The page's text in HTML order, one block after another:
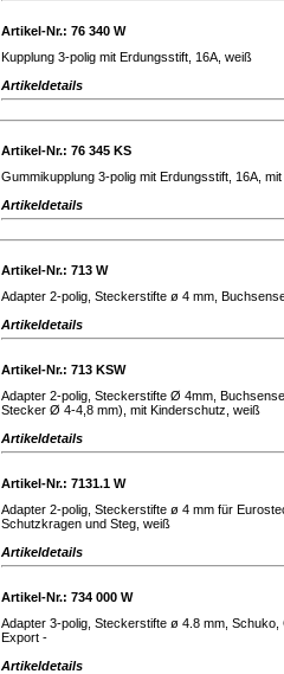
Artikel-Nr.: 76 340 W
Kupplung 3-polig mit Erdungsstift, 16A, weiß
Artikeldetails
Artikel-Nr.: 76 345 KS
Gummikupplung 3-polig mit Erdungsstift, 16A,
Artikeldetails
Artikel-Nr.: 713 W
Adapter 2-polig, Steckerstifte ø 4 mm,
Artikeldetails
Artikel-Nr.: 713 KSW
Adapter 2-polig, Steckerstifte Ø 4mm,
Stecker Ø 4-4,8 mm), mit Kinderschutz, weiß
Artikeldetails
Artikel-Nr.: 7131.1 W
Adapter 2-polig, Steckerstifte ø 4 mm für
Schutzkragen und Steg, weiß
Artikeldetails
Artikel-Nr.: 734 000 W
Adapter 3-polig, Steckerstifte ø 4.8 mm,
Export -
Artikeldetails